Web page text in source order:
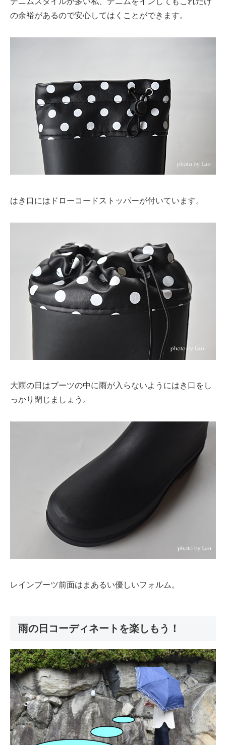
の余裕があるので安心してはくことができます。
はき口にはドローコードストッパーが付いています。
大雨の日はブーツの中に雨が入らないようにはき口をし
っかり閉じましょう。
レインブーツ前面はまあるい優しいフォルム。
雨の日コーディネートを楽しもう！